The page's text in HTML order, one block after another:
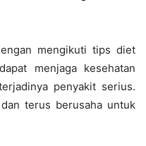
mengikuti tips diet
menjaga kesehatan
penyakit serius.
terus berusaha untuk